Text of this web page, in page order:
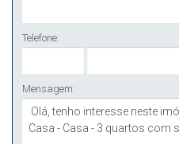
Telefone:
Mensagem: